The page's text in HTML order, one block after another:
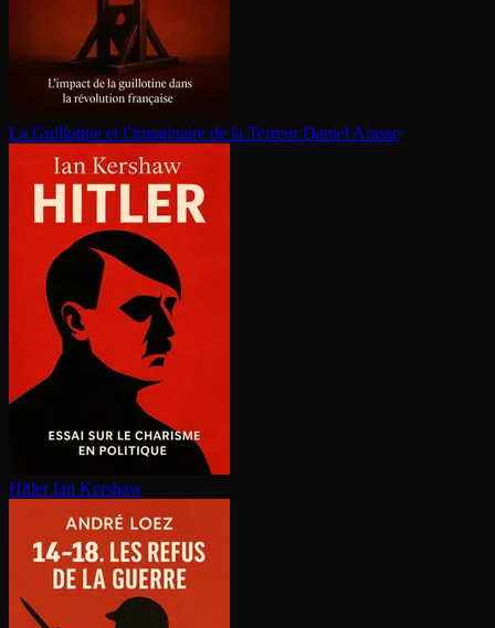
La Guillotine et l’imaginaire de la Terreur Daniel Arasse
Hitler Ian Kershaw